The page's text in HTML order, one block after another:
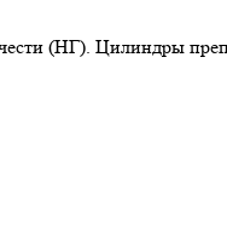
(НГ). Цилиндры